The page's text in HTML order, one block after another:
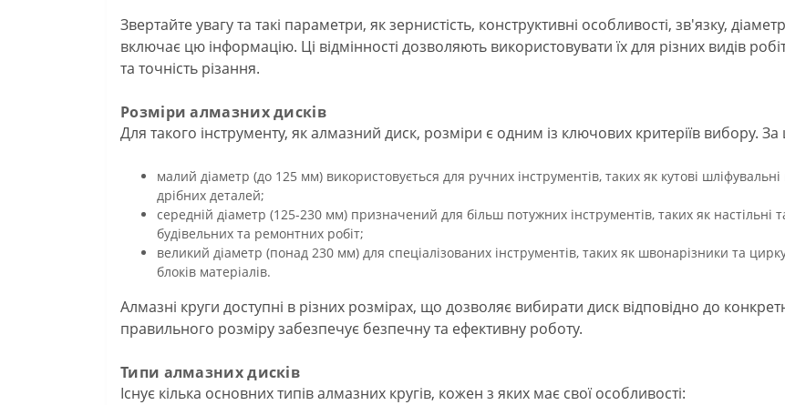
Звертайте увагу та такі параметри, як зернистість, конструктивні особливості, зв'язку,
включає цю інформацію. Ці відмінності дозволяють використовувати їх для різних видів
та точність різання.
Розміри алмазних дисків
Для такого інструменту, як алмазний диск, розміри є одним із ключових критеріїв вибору. За
малий діаметр (до 125 мм) використовується для ручних інструментів, таких як кутові
дрібних деталей;
середній діаметр (125-230 мм) призначений для більш потужних інструментів, таких як настільні
будівельних та ремонтних робіт;
великий діаметр (понад 230 мм) для спеціалізованих інструментів, таких як швонарізники та
блоків матеріалів.
Алмазні круги доступні в різних розмірах, що дозволяє вибирати диск відповідно до
правильного розміру забезпечує безпечну та ефективну роботу.
Типи алмазних дисків
Існує кілька основних типів алмазних кругів, кожен з яких має свої особливості: